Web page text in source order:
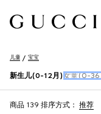
儿童 宝宝
新生儿(0-12月) 女童(0-36
商品 139 排序方式： 推荐